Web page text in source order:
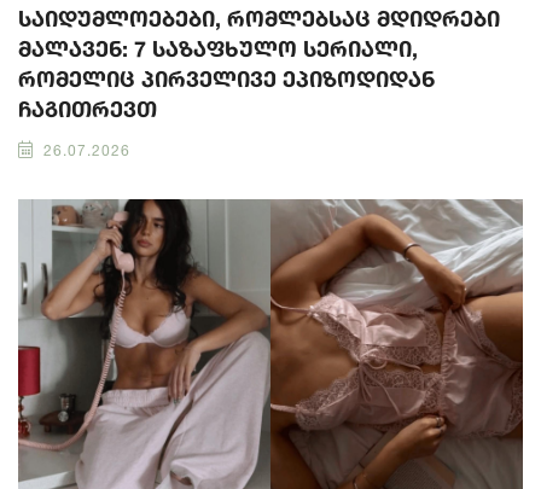
საიდუმლოებები, რომლებსაც მდიდრები
მალავენ: 7 საზაფხულო სერიალი,
რომელიც პირველივე ეპიზოდიდან
ჩაგითრევთ
26.07.2026